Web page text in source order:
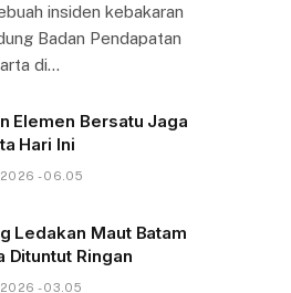
insiden kebakaran
Badan Pendapatan
di…
Elemen Bersatu Jaga
Hari Ini
- 06.05
Ledakan Maut Batam
Dituntut Ringan
- 03.05